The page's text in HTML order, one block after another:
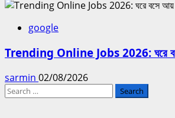
google
Trending Online Jobs 2026: ঘরে বসে
sarmin 02/08/2026
Search
for: